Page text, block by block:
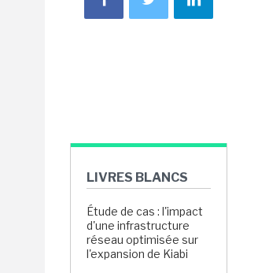
LIVRES BLANCS
Étude de cas : l'impact
d'une infrastructure
réseau optimisée sur
l'expansion de Kiabi